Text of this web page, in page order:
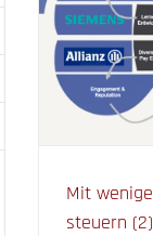
Mit
steuern (2)
Mit